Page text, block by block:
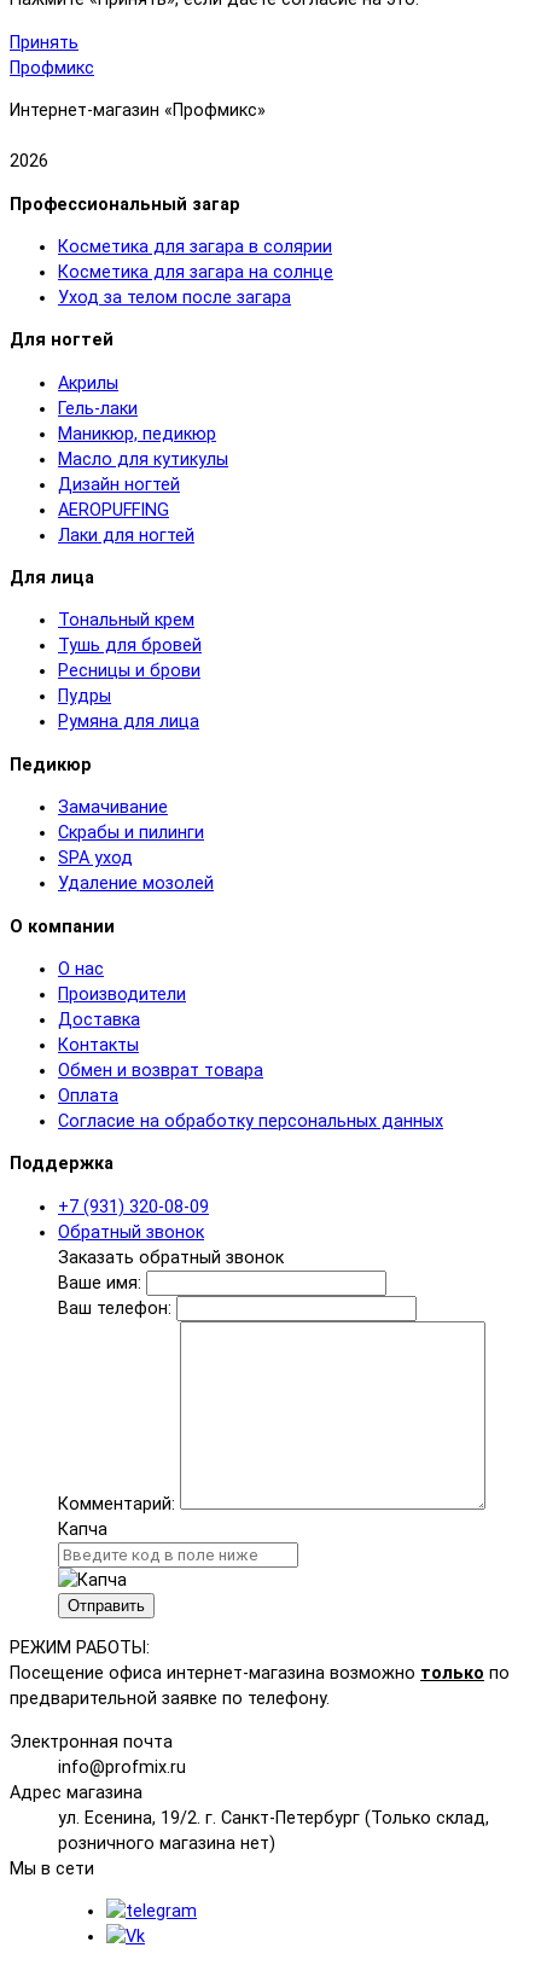
Принять
Профмикс
Интернет-магазин «Профмикс»
2026
Профессиональный загар
Косметика для загара в солярии
Косметика для загара на солнце
Уход за телом после загара
Для ногтей
Акрилы
Гель-лаки
Маникюр, педикюр
Масло для кутикулы
Дизайн ногтей
AEROPUFFING
Лаки для ногтей
Для лица
Тональный крем
Тушь для бровей
Ресницы и брови
Пудры
Румяна для лица
Педикюр
Замачивание
Скрабы и пилинги
SPA уход
Удаление мозолей
О компании
О нас
Производители
Доставка
Контакты
Обмен и возврат товара
Оплата
Согласие на обработку персональных данных
Поддержка
+7 (931) 320-08-09
Обратный звонок
Заказать обратный звонок
Ваше имя:
Ваш телефон:
Комментарий:
Капча
Отправить
РЕЖИМ РАБОТЫ:
Посещение офиса интернет-магазина возможно только по
предварительной заявке по телефону.
Электронная почта
info@profmix.ru
Адрес магазина
ул. Есенина, 19/2. г. Санкт-Петербург (Только склад,
розничного магазина нет)
Мы в сети